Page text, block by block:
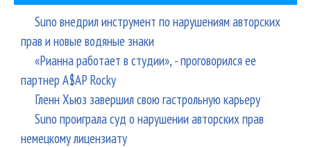
Suno внедрил инструмент по нарушениям авторских
прав и новые водяные знаки
«Рианна работает в студии», - проговорился ее
партнер A$AP Rocky
Гленн Хьюз завершил свою гастрольную карьеру
Suno проиграла суд о нарушении авторских прав
немецкому лицензиату